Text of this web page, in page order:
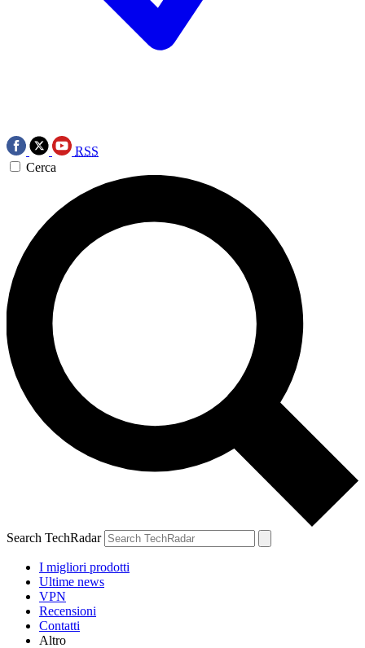
RSS
Cerca
Search TechRadar
I migliori prodotti
Ultime news
VPN
Recensioni
Contatti
Altro